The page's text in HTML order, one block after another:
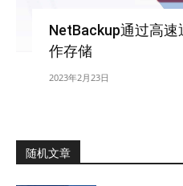
NetBackup通过高速
作存储
2023年2月23日
随机文章